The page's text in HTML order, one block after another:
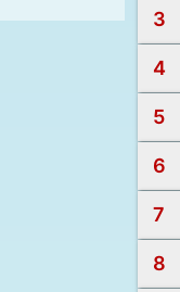
3
4
5
6
7
8